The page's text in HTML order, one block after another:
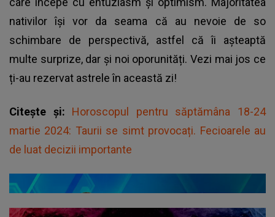
nativilor își vor da seama că au nevoie de so
schimbare de perspectivă, astfel că îi așteaptă
multe surprize, dar și noi oporunități. Vezi mai jos ce
ți-au rezervat astrele în această zi!
Citește și: Horoscopul pentru săptămâna 18-24
martie 2024: Taurii se simt provocați. Fecioarele au
de luat decizii importante